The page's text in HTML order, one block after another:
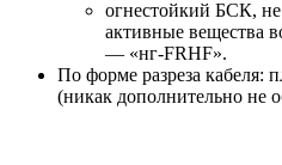
огнестойкий БСК,
активные вещества
— «нг-FRHF».
По форме разреза кабеля:
(никак дополнительно не